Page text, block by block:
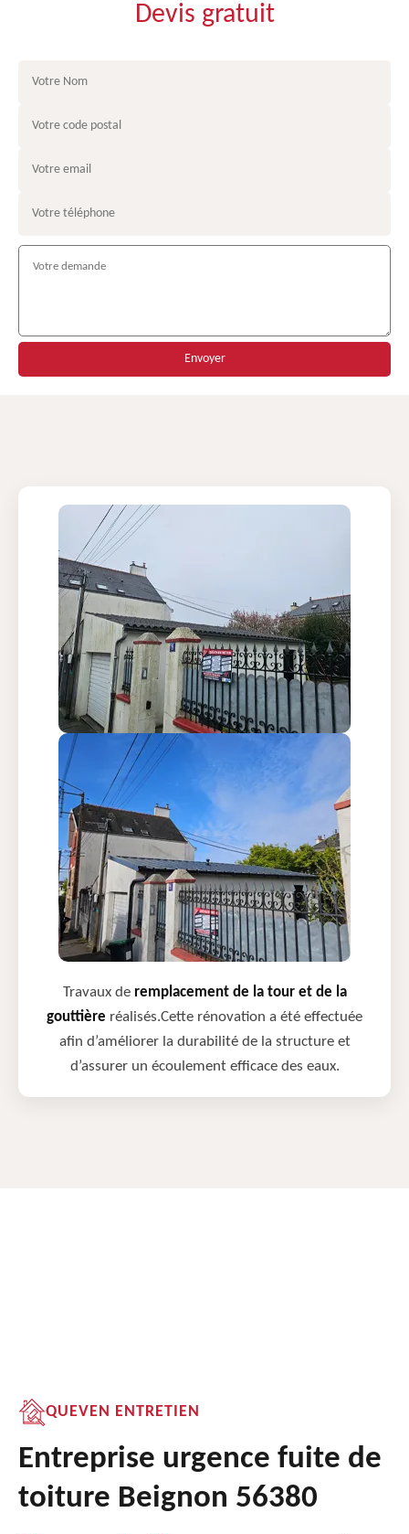
Devis gratuit
Travaux de remplacement de la tour et de la
gouttière réalisés.Cette rénovation a été effectuée
afin d’améliorer la durabilité de la structure et
d’assurer un écoulement efficace des eaux.
QUEVEN ENTRETIEN
Entreprise urgence fuite de
toiture Beignon 56380